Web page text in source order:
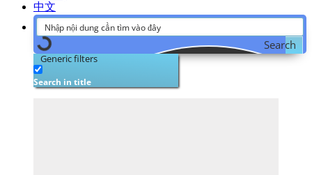
中文
Search
Generic filters
Search in title